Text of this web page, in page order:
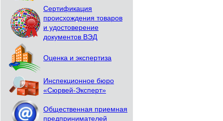
Сертификация
происхождения товаров
и удостоверение
документов ВЭД
Оценка и экспертиза
Инспекционное бюро
«Сюрвей-Эксперт»
Общественная приемная
предпринимателей